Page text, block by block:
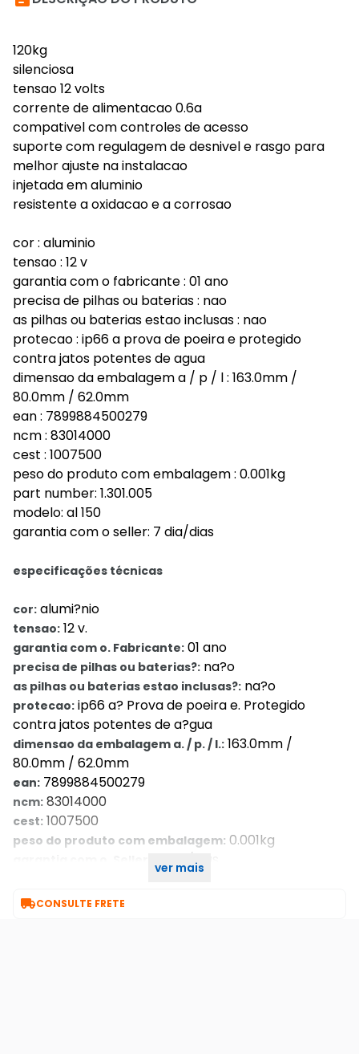
120kg
silenciosa
tensao 12 volts
corrente de alimentacao 0.6a
compativel com controles de acesso
suporte com regulagem de desnivel e rasgo para
melhor ajuste na instalacao
injetada em aluminio
resistente a oxidacao e a corrosao
cor : aluminio
tensao : 12 v
garantia com o fabricante : 01 ano
precisa de pilhas ou baterias : nao
as pilhas ou baterias estao inclusas : nao
protecao : ip66 a prova de poeira e protegido
contra jatos potentes de agua
dimensao da embalagem a / p / l : 163.0mm /
80.0mm / 62.0mm
ean : 7899884500279
ncm : 83014000
cest : 1007500
peso do produto com embalagem : 0.001kg
part number: 1.301.005
modelo: al 150
garantia com o seller: 7 dia/dias
especificações técnicas
cor: alumi?nio
tensao: 12 v.
garantia com o. Fabricante: 01 ano
precisa de pilhas ou baterias?: na?o
as pilhas ou baterias estao inclusas?: na?o
protecao: ip66 a? Prova de poeira e. Protegido
contra jatos potentes de a?gua
dimensao da embalagem a. / p. / l.: 163.0mm /
80.0mm / 62.0mm
ean: 7899884500279
ncm: 83014000
cest: 1007500
peso do produto com embalagem: 0.001kg
7 dia/dias
ver mais
CONSULTE FRETE